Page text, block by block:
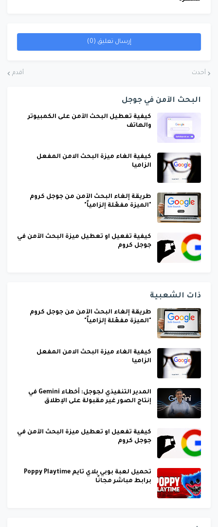
إرسال تعليق (0)
أحدث أقدم
البحث الآمن في جوجل
كيفية تعطيل البحث الآمن على الكمبيوتر
والهاتف
كيفية الغاء ميزة البحث الامن المفعل
الزاميا
طريقة إلغاء البحث الآمن من جوجل كروم
"الميزة مفعّلة إلزامياً"
كيفية تفعيل او تعطيل ميزة البحث الآمن في
جوجل كروم
ذات الشعبية
طريقة إلغاء البحث الآمن من جوجل كروم
"الميزة مفعّلة إلزامياً"
كيفية الغاء ميزة البحث الامن المفعل
الزاميا
المدير التنفيذي لجوجل: أخطاء Gemini في
إنتاج الصور غير مقبولة على الإطلاق
كيفية تفعيل او تعطيل ميزة البحث الآمن في
جوجل كروم
تحميل لعبة بوبي بلاي تايم Poppy Playtime
برابط مباشر مجانًا